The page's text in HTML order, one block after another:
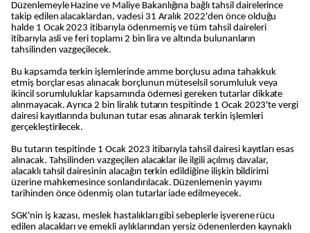
Düzenlemeyle Hazine ve Maliye Bakanlığına bağlı tahsil dairelerince
takip edilen alacaklardan, vadesi 31 Aralık 2022'den önce olduğu
halde 1 Ocak 2023 itibarıyla ödenmemiş ve tüm tahsil daireleri
itibarıyla asli ve feri toplamı 2 bin lira ve altında bulunanların
tahsilinden vazgeçilecek.
Bu kapsamda terkin işlemlerinde amme borçlusu adına tahakkuk
etmiş borçlar esas alınacak borçlunun müteselsil sorumluluk veya
ikincil sorumluluklar kapsamında ödemesi gereken tutarlar dikkate
alınmayacak. Ayrıca 2 bin liralık tutarın tespitinde 1 Ocak 2023'te vergi
dairesi kayıtlarında bulunan tutar esas alınarak terkin işlemleri
gerçekleştirilecek.
Bu tutarın tespitinde 1 Ocak 2023 itibarıyla tahsil dairesi kayıtları esas
alınacak. Tahsilinden vazgeçilen alacaklar ile ilgili açılmış davalar,
alacaklı tahsil dairesinin alacağın terkin edildiğine ilişkin bildirimi
üzerine mahkemesince sonlandırılacak. Düzenlemenin yayımı
tarihinden önce ödenmiş olan tutarlar iade edilmeyecek.
SGK'nin iş kazası, meslek hastalıkları gibi sebeplerle işverene rücu
edilen alacakları ve emekli aylıklarından yersiz ödenenlerden kaynaklı